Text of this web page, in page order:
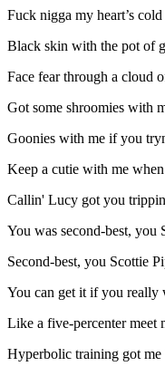
Fuck nigga my heart’s cold
Black skin with the pot of
Face fear through a cloud
Got some shroomies with
Goonies with me if you
Keep a cutie with me
Callin' Lucy got you
You was second-best, you
Second-best, you Scottie
You can get it if you really
Like a five-percenter meet
Hyperbolic training got